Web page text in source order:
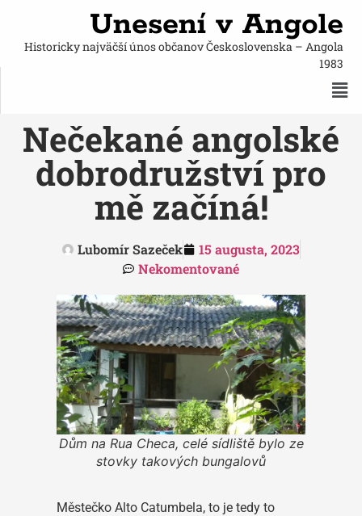
Unesení v Angole
Historicky najväčší únos občanov Československa – Angola
1983
Nečekané angolské
dobrodružství pro
mě začíná!
Lubomír Sazeček
15 augusta, 2023
Nekomentované
Dům na Rua Checa, celé sídliště bylo ze
stovky takových bungalovů
Městečko Alto Catumbela, to je tedy to